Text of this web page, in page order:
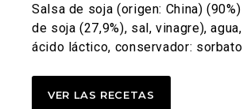
Salsa de soja (origen: China) (90%)
de soja (27,9%), sal, vinagre),
ácido láctico, conservador:
VER LAS RECETAS